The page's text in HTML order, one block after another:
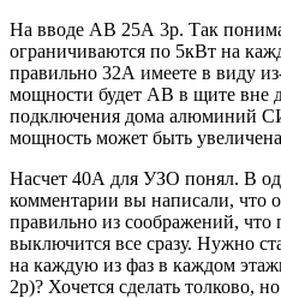
На вводе АВ 25А 3p. Так
ограничиваются по 5кВт на
правильно 32А имеете в виду
мощности будет АВ в щите вне
подключения дома алюминий
мощность может быть
Насчет 40А для УЗО понял. В
комментарии вы написали, что
правильно из соображений, что
выключится все сразу. Нужно
на каждую из фаз в каждом
2p)? Хочется сделать толково,